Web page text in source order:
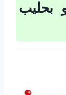
بحليب